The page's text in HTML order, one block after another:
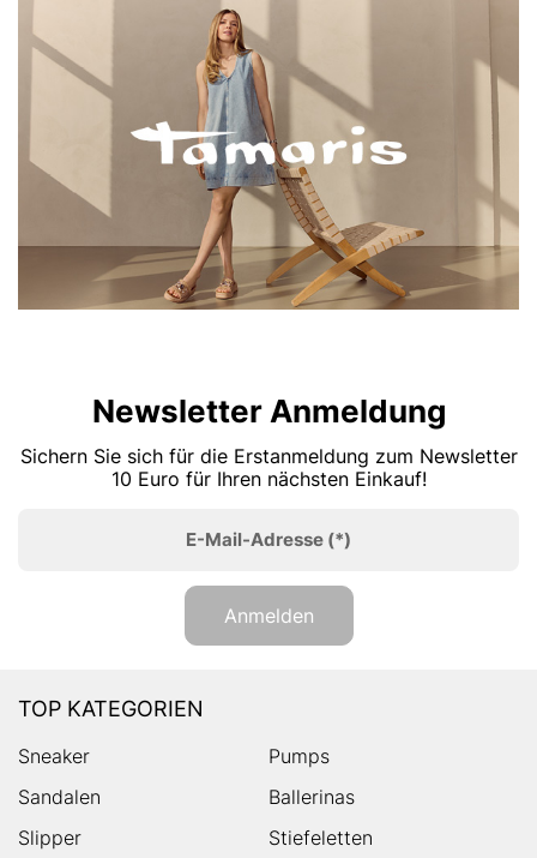
Newsletter Anmeldung
Sichern Sie sich für die Erstanmeldung zum Newsletter
10 Euro für Ihren nächsten Einkauf!
E-Mail-Adresse (*)
Anmelden
TOP KATEGORIEN
Sneaker
Pumps
Sandalen
Ballerinas
Slipper
Stiefeletten